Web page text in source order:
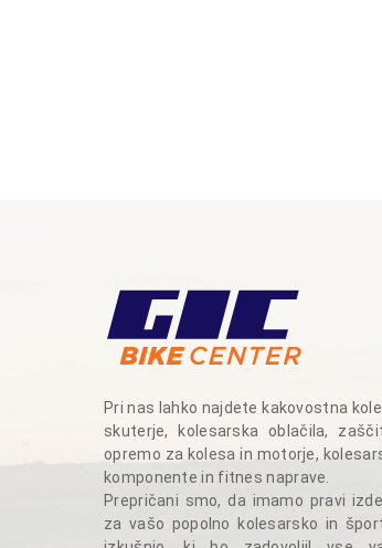
Pri nas lahko najdete kakovostna
skuterje, kolesarska oblačila,
opremo za kolesa in motorje,
komponente in fitnes naprave.
Prepričani smo, da imamo pravi
za vašo popolno kolesarsko in